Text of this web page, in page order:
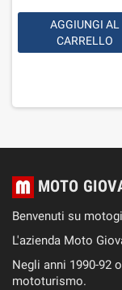
AGGIUNGI AL
CARRELLO
MOTO
Benvenuti su
L'azienda Moto
Negli anni 1990-92
mototurismo.